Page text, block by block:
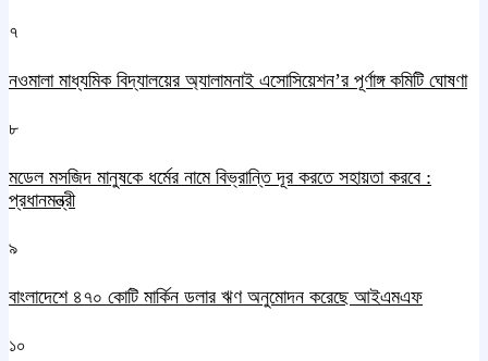
৭
নওমালা মাধ্যমিক বিদ্যালয়ের অ্যালামনাই এসোসিয়েশন’র পূর্ণাঙ্গ কমিটি ঘোষণা
৮
মডেল মসজিদ মানুষকে ধর্মের নামে বিভ্রান্তি দূর করতে সহায়তা করবে :
প্রধানমন্ত্রী
৯
বাংলাদেশে ৪৭০ কোটি মার্কিন ডলার ঋণ অনুমোদন করেছে আইএমএফ
১০